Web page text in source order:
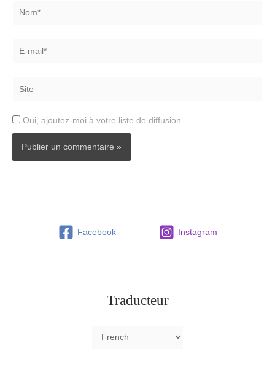
mail*
Oui, ajoutez-moi à votre liste de diffusion
Facebook Instagram
Traducteur